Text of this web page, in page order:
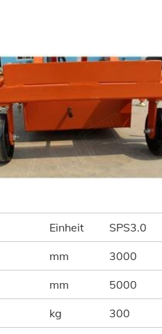
Einheit SPS3.0
mm 3000
mm 5000
kg 300